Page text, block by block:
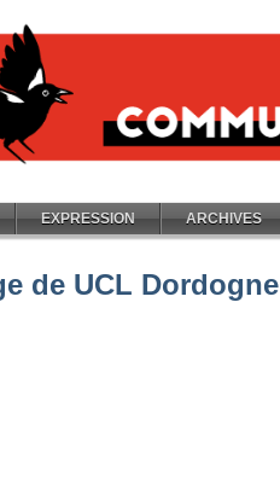
EXPRESSION ARCHIVES
de UCL Dordogne